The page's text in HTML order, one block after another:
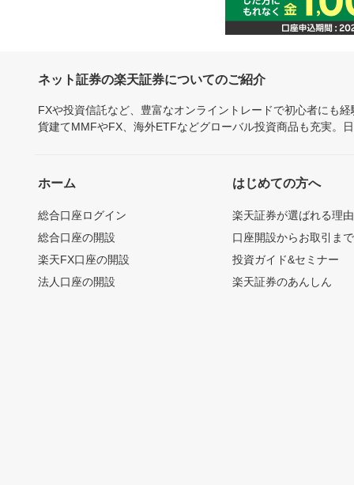
ネット証券の楽天証券についてのご紹介
FXや投資信託など、豊富なオンライントレードで初心者にも
貨建てMMFやFX、海外ETFなどグローバル投資商品も充実。
ホーム
総合口座ログイン
総合口座の開設
楽天FX口座の開設
法人口座の開設
はじめての方へ
楽天証券が選ばれる理由
口座開設からお取引ま
投資ガイド&セミナー
楽天証券のあんしん